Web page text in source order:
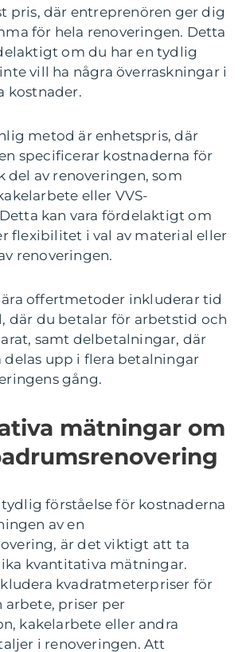
pris, där entreprenören ger dig
för hela renoveringen. Detta
om du har en tydlig
vill ha några överraskningar i
kostnader.
metod är enhetspris, där
specificerar kostnaderna för
del av renoveringen, som
eller VVS-
kan vara fördelaktigt om
flexibilitet i val av material eller
renoveringen.
offertmetoder inkluderar tid
där du betalar för arbetstid och
samt delbetalningar, där
delas upp i flera betalningar
gång.
mätningar om
förståelse för kostnaderna
av en
är det viktigt att ta
kvantitativa mätningar.
kvadratmeterpriser för
arbete, priser per
kakelarbete eller andra
i renoveringen. Att